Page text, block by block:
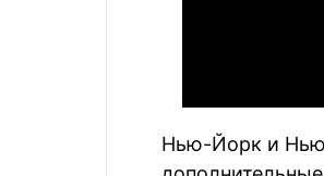
Нью-Йорк и